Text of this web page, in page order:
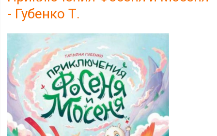
- Губенко Т.